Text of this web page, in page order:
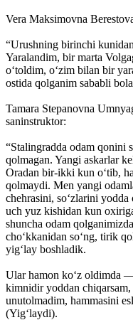
Vera Maksimovna
“Urushning birinchi
Yaralandim, bir marta
o‘toldim, o‘zim bilan bir
ostida qolganim sababli
Tamara Stepanovna
saninstruk­tor:
“Stalingradda odam qonini
qolmagan. Yangi askarlar
Oradan bir-ikki kun o‘tib,
qolmaydi. Men yangi
chehrasini, so‘zlarini
uch yuz kishidan kun
shuncha odam
cho‘kkanidan so‘ng, tirik
yig‘lay boshladik.
Ular hamon ko‘z oldimda
kimnidir yoddan
unutolmadim, hammasini
(Yig‘laydi).